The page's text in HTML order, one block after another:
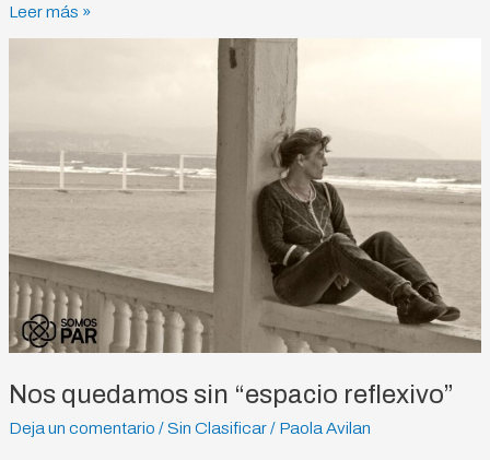
Leer más »
Nos quedamos sin “espacio reflexivo”
Deja un comentario /Sin Clasificar/ Paola Avilan
reflexivo”